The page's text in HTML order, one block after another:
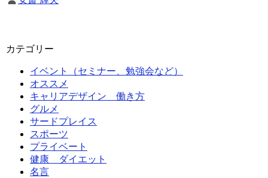
カテゴリー
イベント（セミナー、勉強会など）
オススメ
キャリアデザイン 働き方
グルメ
サードプレイス
スポーツ
プライベート
健康 ダイエット
名言